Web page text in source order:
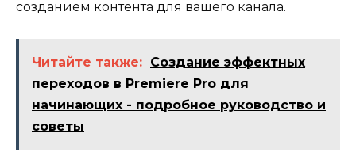
созданием контента для вашего канала.
Читайте также: Создание эффектных
переходов в Premiere Pro для
начинающих - подробное руководство и
советы